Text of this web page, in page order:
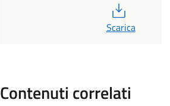
Scarica
Contenuti correlati